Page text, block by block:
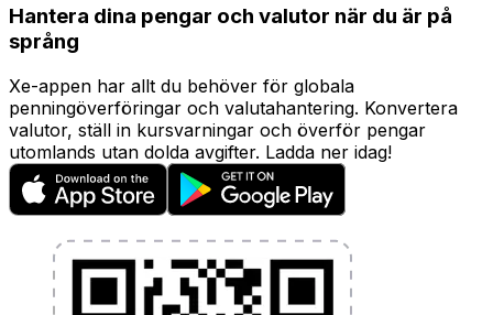
Hantera dina pengar och valutor när du är på
språng
Xe-appen har allt du behöver för globala
penningöverföringar och valutahantering. Konvertera
valutor, ställ in kursvarningar och överför pengar
utomlands utan dolda avgifter. Ladda ner idag!